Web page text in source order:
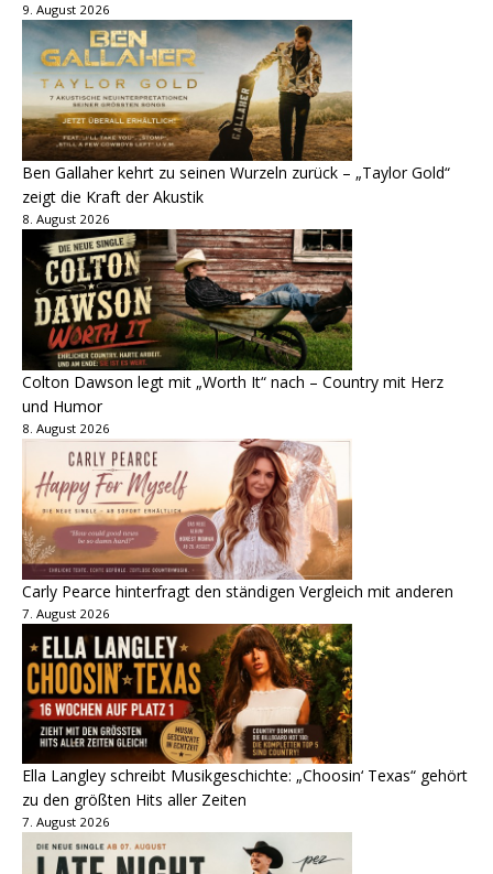
9. August 2026
Ben Gallaher kehrt zu seinen Wurzeln zurück – „Taylor Gold“
zeigt die Kraft der Akustik
8. August 2026
Colton Dawson legt mit „Worth It“ nach – Country mit Herz
und Humor
8. August 2026
Carly Pearce hinterfragt den ständigen Vergleich mit anderen
7. August 2026
Ella Langley schreibt Musikgeschichte: „Choosin‘ Texas“ gehört
zu den größten Hits aller Zeiten
7. August 2026